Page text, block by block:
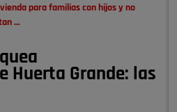
para familias con hijos y no
…
Huerta Grande: las